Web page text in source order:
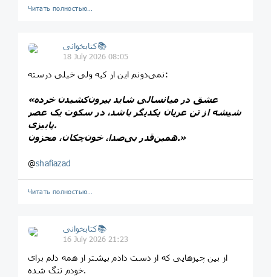
Читать полностью…
کتابخوانی📚
18 July 2026 08:05
نمی‌دونم این از کیه ولی خیلی درسته:
«عشق در میانسالی شاید بیرون‌کشیدن خرده
شیشه از تن عریان یکدیگر باشد، در سکوت یک عصر
پاییزی.
همین‌قدر بی‌صدا، خون‌چکان، محزون.»
@shafiazad
Читать полностью…
کتابخوانی📚
16 July 2026 21:23
از بین چیزهایی که از دست دادم بیشتر از همه دلم برای
خودم تنگ شده.